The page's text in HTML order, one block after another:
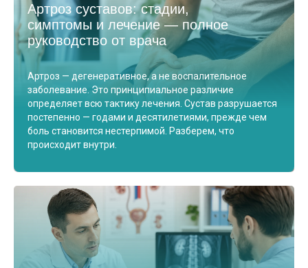
Артроз суставов: стадии,
симптомы и лечение — полное
руководство от врача
Артроз — дегенеративное, а не воспалительное
заболевание. Это принципиальное различие
определяет всю тактику лечения. Сустав разрушается
постепенно — годами и десятилетиями, прежде чем
боль становится нестерпимой. Разберем, что
происходит внутри.